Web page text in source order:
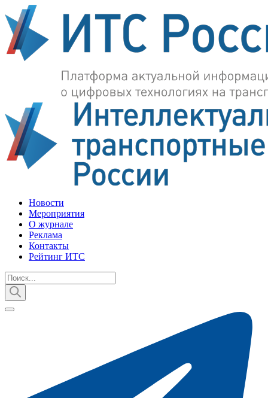
Новости
Мероприятия
О журнале
Реклама
Контакты
Рейтинг ИТС